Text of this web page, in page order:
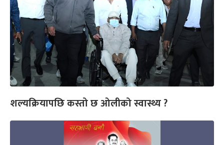
शल्यक्रियापछि कस्तो छ ओलीको स्वास्थ्य ?